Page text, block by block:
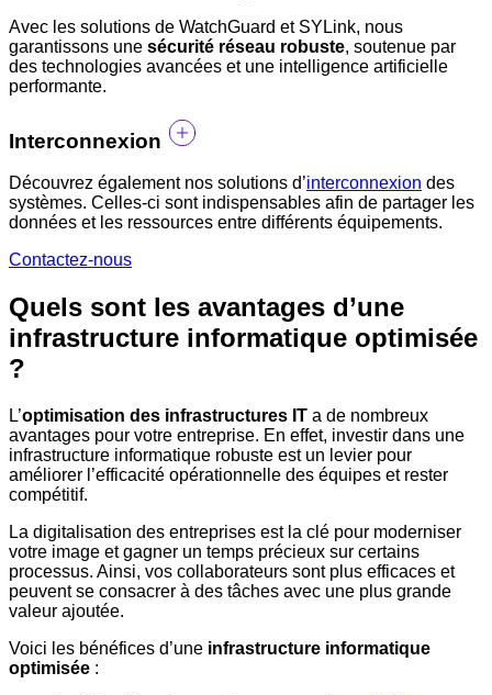
Avec les solutions de WatchGuard et SYLink, nous
garantissons une sécurité réseau robuste, soutenue par
des technologies avancées et une intelligence artificielle
performante.
Interconnexion
Découvrez également nos solutions d’interconnexion des
systèmes. Celles-ci sont indispensables afin de partager les
données et les ressources entre différents équipements.
Contactez-nous
Quels sont les avantages d’une
infrastructure informatique optimisée
?
L’optimisation des infrastructures IT a de nombreux
avantages pour votre entreprise. En effet, investir dans une
infrastructure informatique robuste est un levier pour
améliorer l’efficacité opérationnelle des équipes et rester
compétitif.
La digitalisation des entreprises est la clé pour moderniser
votre image et gagner un temps précieux sur certains
processus. Ainsi, vos collaborateurs sont plus efficaces et
peuvent se consacrer à des tâches avec une plus grande
valeur ajoutée.
Voici les bénéfices d’une infrastructure informatique
optimisée :